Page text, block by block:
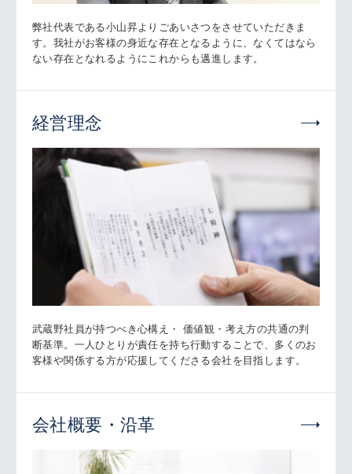
弊社代表である小山昇よりごあいさつをさせていただきま
す。我社がお客様の身近な存在となるように、なくてはなら
ない存在となれるようにこれからも邁進します。
経営理念
武蔵野社員が持つべき心構え・ 価値観・考え方の共通の判
断基準。一人ひとりが責任を持ち行動することで、多くのお
客様や関係する方が応援してくださる会社を目指します。
会社概要・沿革